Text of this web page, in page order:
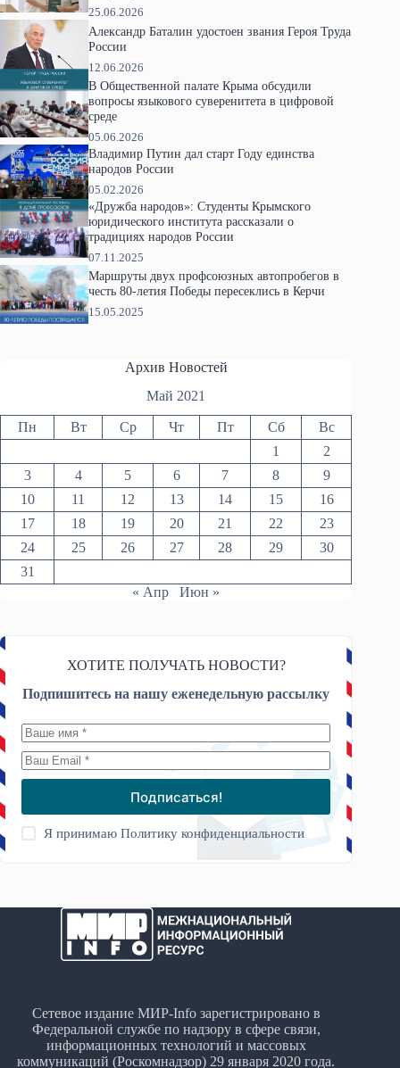
25.06.2026
Александр Баталин удостоен звания Героя Труда
России
12.06.2026
В Общественной палате Крыма обсудили
вопросы языкового суверенитета в цифровой
среде
05.06.2026
Владимир Путин дал старт Году единства
народов России
05.02.2026
«Дружба народов»: Студенты Крымского
юридического института рассказали о
традициях народов России
07.11.2025
Маршруты двух профсоюзных автопробегов в
честь 80-летия Победы пересеклись в Керчи
15.05.2025
Архив Новостей
Май 2021
Пн Вт Ср Чт Пт Сб
Вс
1
2
3
4 5 6 7 8
9
10
11 12 13 14 15
16
17
18 19 20 21 22
23
24
25 26 27 28 29
30
31
« Апр
Июн »
ХОТИТЕ ПОЛУЧАТЬ НОВОСТИ?
Подпишитесь на нашу еженедельную рассылку
Подписаться!
Я принимаюПолитику конфиденциальности
Сетевое издание МИР-Info зарегистрировано в
Федеральной службе по надзору в сфере связи,
информационных технологий и массовых
коммуникаций (Роскомнадзор) 29 января 2020 года.